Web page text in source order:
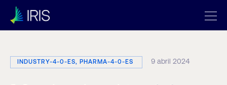
INDUSTRY-4-0-ES, PHARMA-4-0-ES 9 abril 2024